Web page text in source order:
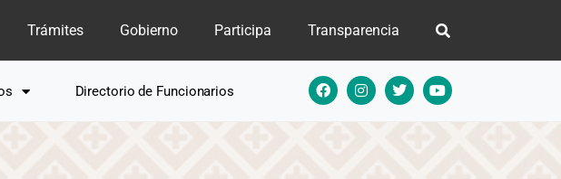
Trámites Gobierno Participa Transparencia
Directorio de Funcionarios